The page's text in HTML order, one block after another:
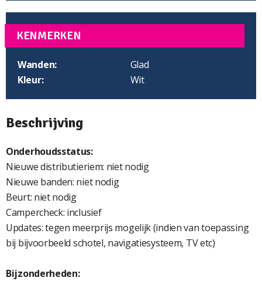
KENMERKEN
Wanden:
Glad
Kleur:
Wit
Beschrijving
Onderhoudsstatus:
Nieuwe distributieriem: niet nodig
Nieuwe banden: niet nodig
Beurt: niet nodig
Campercheck: inclusief
Updates: tegen meerprijs mogelijk (indien van toepassing
bij bijvoorbeeld schotel, navigatiesysteem, TV etc)
Bijzonderheden: